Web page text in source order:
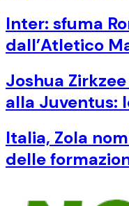
Inter: sfuma
dall’Atletico
Joshua
alla Juventus:
Italia, Zola
delle